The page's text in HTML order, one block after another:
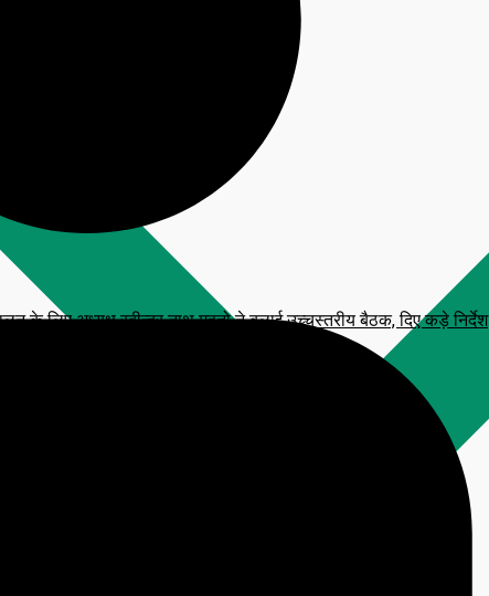
लिए अध्यक्ष रबीन्द्र नाथ महतो ने बुलाई उच्चस्तरीय बैठक, दिए कड़े निर्देश
भव्य प्रतिमा, CM हेमंत सोरेन करेंगे अनावरण
महाजुटाव, आरक्षित सीटें फ्रीज करने की मांग
सम्मेलन कार्यक्रम
आंसर-की’